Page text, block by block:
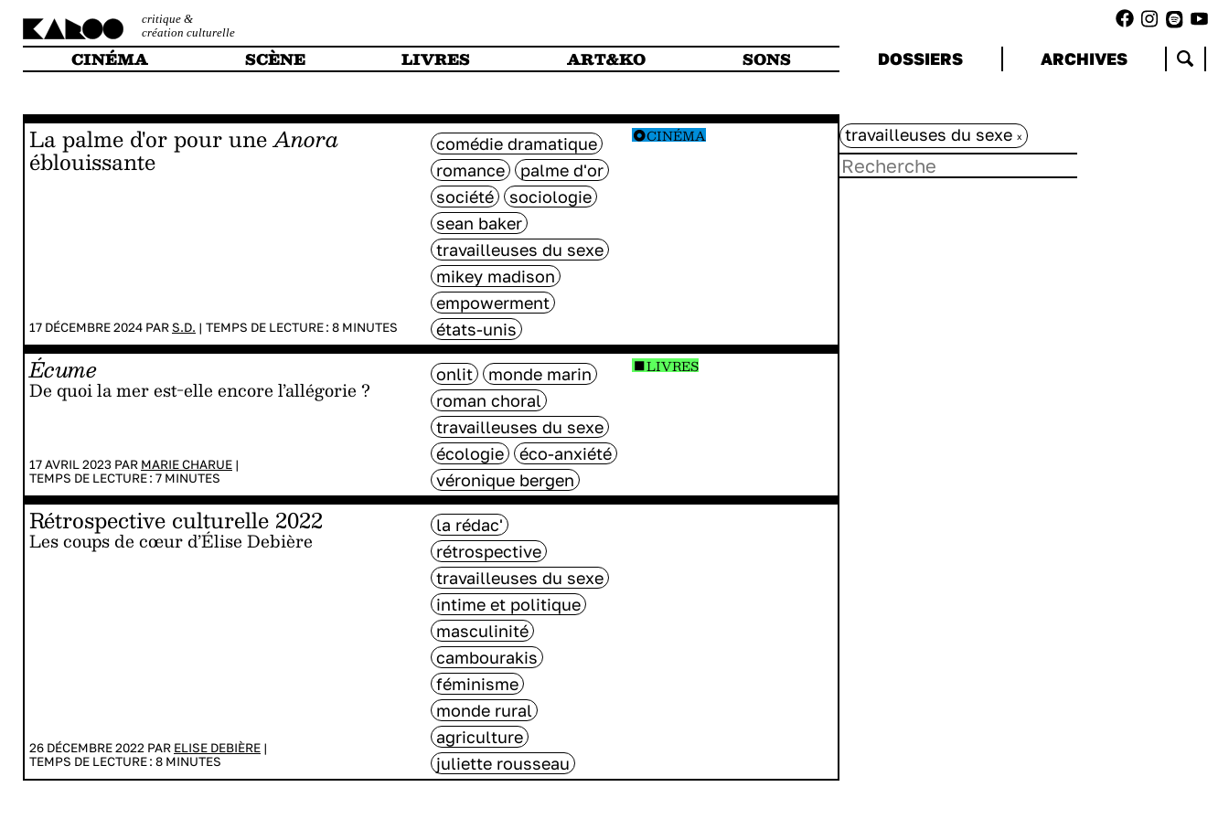
critique &
création culturelle
CINÉMA SCÈNE LIVRES ART&KO SONS DOSSIERS ARCHIVES
La palme d'or pour uneAnora
éblouissante
17 DÉCEMBRE 2024 PAR S.D. | TEMPS DE LECTURE : 8 MINUTES
comédie dramatique
romance
palme d'or
société
sociologie
sean baker
travailleuses du sexe
mikey madison
empowerment
états-unis
CINÉMA
Écume
De quoi la mer est-elle encore l’allégorie ?
17 AVRIL 2023 PAR MARIE CHARUE |
TEMPS DE LECTURE : 7 MINUTES
onlit
monde marin
roman choral
travailleuses du sexe
écologie
éco-anxiété
véronique bergen
LIVRES
Rétrospective culturelle 2022
Les coups de cœur d’Élise Debière
26 DÉCEMBRE 2022 PAR ELISE DEBIÈRE |
TEMPS DE LECTURE : 8 MINUTES
la rédac'
rétrospective
travailleuses du sexe
intime et politique
masculinité
cambourakis
féminisme
monde rural
agriculture
juliette rousseau
travailleuses du sexe x